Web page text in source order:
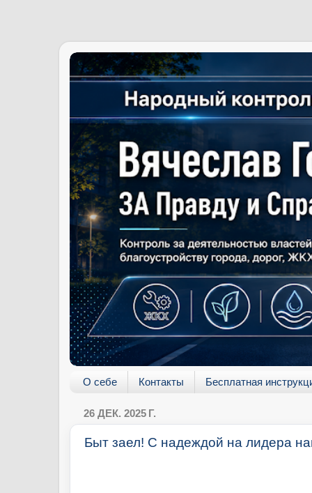
О себе Контакты Бесплатная
26 ДЕК. 2025 Г.
Быт заел! С надеждой на лидера